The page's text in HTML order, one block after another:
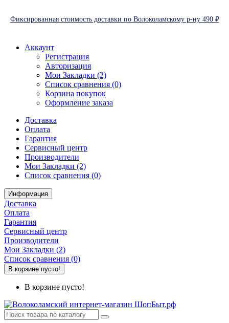
Фиксированная стоимость доставки по Волоколамскому р-ну 490 ₽
Аккаунт
Регистрация
Авторизация
Мои Закладки (2)
Список сравнения (0)
Корзина покупок
Оформление заказа
Доставка
Оплата
Гарантия
Сервисный центр
Производители
Мои Закладки (2)
Список сравнения (0)
Информация
Доставка
Оплата
Гарантия
Сервисный центр
Производители
Мои Закладки (2)
Список сравнения (0)
В корзине пусто!
В корзине пусто!